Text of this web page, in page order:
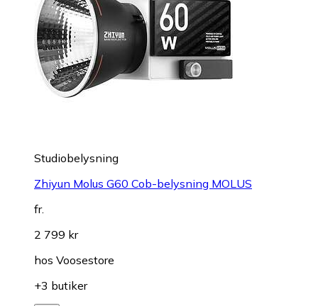
Studiobelysning
Zhiyun Molus G60 Cob-belysning MOLUS
fr.
2 799 kr
hos Voosestore
+3 butiker